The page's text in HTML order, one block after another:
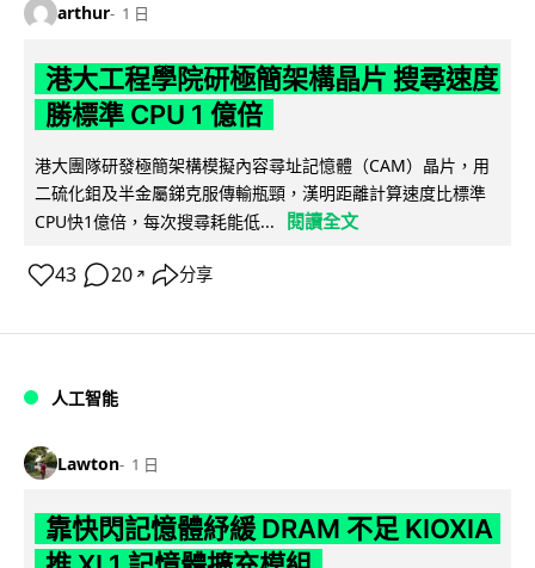
arthur 1 日
港大工程學院研極簡架構晶片 搜尋速度
勝標準 CPU 1 億倍
港大團隊研發極簡架構模擬內容尋址記憶體（CAM）晶片，用
二硫化鉬及半金屬銻克服傳輸瓶頸，漢明距離計算速度比標準
CPU快1億倍，每次搜尋耗能低...
閱讀全文
43 20 ↗ 分享
人工智能
Lawton 1 日
靠快閃記憶體紓緩 DRAM 不足 KIOXIA